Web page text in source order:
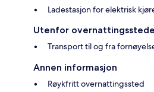
Ladestasjon for elektrisk
Utenfor
Transport til og fra
Annen informasjon
Røykfritt overnattingssted